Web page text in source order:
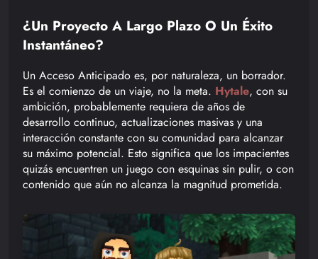
¿Un Proyecto A Largo Plazo O Un Éxito
Instantáneo?
Un Acceso Anticipado es, por naturaleza, un borrador.
Es el comienzo de un viaje, no la meta. Hytale, con su
ambición, probablemente requiera de años de
desarrollo continuo, actualizaciones masivas y una
interacción constante con su comunidad para alcanzar
su máximo potencial. Esto significa que los impacientes
quizás encuentren un juego con esquinas sin pulir, o con
contenido que aún no alcanza la magnitud prometida.